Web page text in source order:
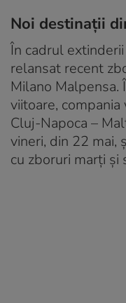
Noi destinații
În cadrul
relansat recent
Milano Malpensa.
viitoare,
Cluj-Napoca –
vineri, din 22 mai,
cu zboruri marți și